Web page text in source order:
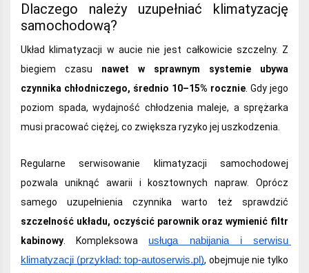
Dlaczego należy uzupełniać klimatyzację
samochodową?
Układ klimatyzacji w aucie nie jest całkowicie szczelny. Z
biegiem czasu nawet w sprawnym systemie ubywa
czynnika chłodniczego, średnio 10–15% rocznie. Gdy jego
poziom spada, wydajność chłodzenia maleje, a sprężarka
musi pracować ciężej, co zwiększa ryzyko jej uszkodzenia.
Regularne serwisowanie klimatyzacji samochodowej
pozwala uniknąć awarii i kosztownych napraw. Oprócz
samego uzupełnienia czynnika warto też sprawdzić
szczelność układu, oczyścić parownik oraz wymienić filtr
kabinowy. Kompleksowa usługa nabijania i serwisu
klimatyzacji (przykład: top-autoserwis.pl), obejmuje nie tylko